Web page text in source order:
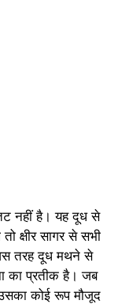
तट नहीं है। यह दूध से
क्षीर सागर से सभी
तरह दूध मथने से
का प्रतीक है। जब
उसका कोई रूप मौजूद